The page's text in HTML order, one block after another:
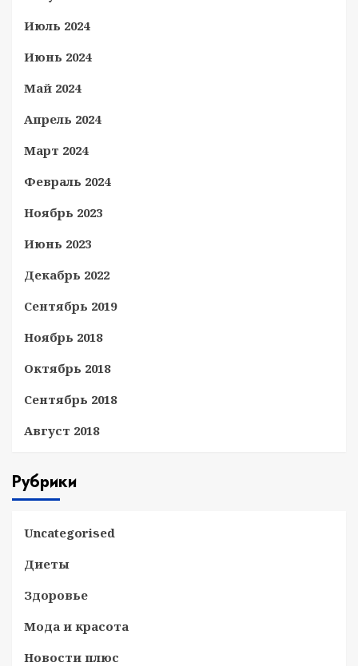
Июль 2024
Июнь 2024
Май 2024
Апрель 2024
Март 2024
Февраль 2024
Ноябрь 2023
Июнь 2023
Декабрь 2022
Сентябрь 2019
Ноябрь 2018
Октябрь 2018
Сентябрь 2018
Август 2018
Рубрики
Uncategorised
Диеты
Здоровье
Мода и красота
Новости плюс